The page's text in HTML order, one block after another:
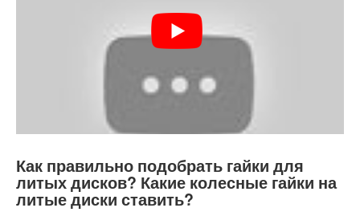
Как правильно подобрать гайки для
литых дисков? Какие колесные гайки на
литые диски ставить?